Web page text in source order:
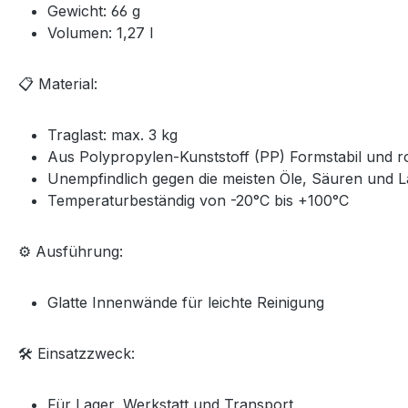
Gewicht: 66 g
Volumen: 1,27 l
📋 Material:
Traglast: max. 3 kg
Aus Polypropylen-Kunststoff (PP) Formstabil und
Unempfindlich gegen die meisten Öle, Säuren und
Temperaturbeständig von -20°C bis +100°C
⚙️ Ausführung:
Glatte Innenwände für leichte Reinigung
🛠️ Einsatzzweck:
Für Lager, Werkstatt und Transport